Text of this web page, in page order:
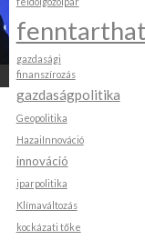
gazdasági
finanszírozás
gazdaságpolitika
Geopolitika
HazaiInnováció
innováció
iparpolitika
Klímaváltozás
kockázati tőke